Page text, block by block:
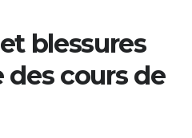
blessures
des cours de